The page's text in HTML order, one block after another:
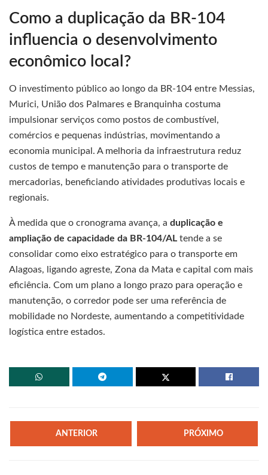
Como a duplicação da BR-104
influencia o desenvolvimento
econômico local?
O investimento público ao longo da BR-104 entre Messias,
Murici, União dos Palmares e Branquinha costuma
impulsionar serviços como postos de combustível,
comércios e pequenas indústrias, movimentando a
economia municipal. A melhoria da infraestrutura reduz
custos de tempo e manutenção para o transporte de
mercadorias, beneficiando atividades produtivas locais e
regionais.
À medida que o cronograma avança, a duplicação e
ampliação de capacidade da BR-104/AL tende a se
consolidar como eixo estratégico para o transporte em
Alagoas, ligando agreste, Zona da Mata e capital com mais
eficiência. Com um plano a longo prazo para operação e
manutenção, o corredor pode ser uma referência de
mobilidade no Nordeste, aumentando a competitividade
logística entre estados.
ANTERIOR PRÓXIMO